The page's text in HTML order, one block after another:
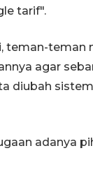
tarif".
teman-teman
agar
diubah
adanya